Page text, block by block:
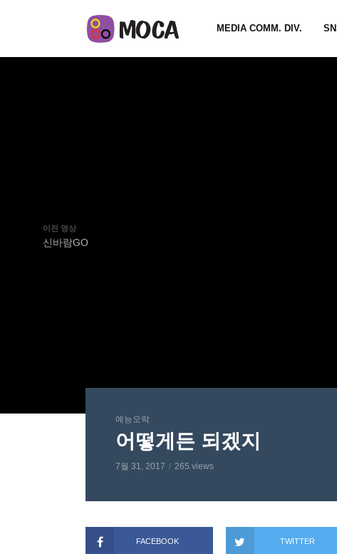
MEDIA COMM. DIV.
이전 영상
신바람GO
예능오락
어떻게든 되겠지
7월 31, 2017 265 views
FACEBOOK TWITTER